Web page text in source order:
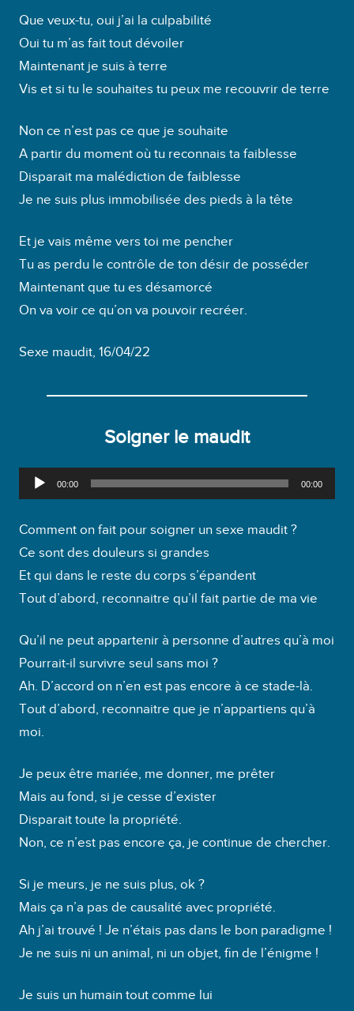
Que veux-tu, oui j’ai la culpabilité
Oui tu m’as fait tout dévoiler
Maintenant je suis à terre
Vis et si tu le souhaites tu peux me recouvrir de terre
Non ce n’est pas ce que je souhaite
A partir du moment où tu reconnais ta faiblesse
Disparait ma malédiction de faiblesse
Je ne suis plus immobilisée des pieds à la tête
Et je vais même vers toi me pencher
Tu as perdu le contrôle de ton désir de posséder
Maintenant que tu es désamorcé
On va voir ce qu’on va pouvoir recréer.
Sexe maudit, 16/04/22
Soigner le maudit
e
c
t
e
u
a
u
d
i
o
00:00 00:00
Comment on fait pour soigner un sexe maudit ?
Ce sont des douleurs si grandes
Et qui dans le reste du corps s’épandent
Tout d’abord, reconnaitre qu’il fait partie de ma vie
Qu’il ne peut appartenir à personne d’autres qu’à moi
Pourrait-il survivre seul sans moi ?
Ah. D’accord on n’en est pas encore à ce stade-là.
Tout d’abord, reconnaitre que je n’appartiens qu’à
moi.
Je peux être mariée, me donner, me prêter
Mais au fond, si je cesse d’exister
Disparait toute la propriété.
Non, ce n’est pas encore ça, je continue de chercher.
Si je meurs, je ne suis plus, ok ?
Mais ça n’a pas de causalité avec propriété.
Ah j’ai trouvé ! Je n’étais pas dans le bon paradigme !
Je ne suis ni un animal, ni un objet, fin de l’énigme !
Je suis un humain tout comme lui